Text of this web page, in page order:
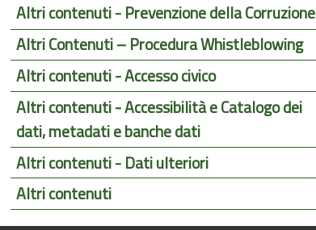
Altri contenuti - Prevenzione della Corruzione
Altri Contenuti – Procedura Whistleblowing
Altri contenuti - Accesso civico
Altri contenuti - Accessibilità e Catalogo dei
dati, metadati e banche dati
Altri contenuti - Dati ulteriori
Altri contenuti